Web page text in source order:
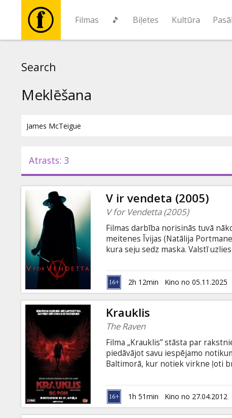
Filmas 🎵 Biļetes Kultūra
Pasākumi
Ziņas
Dāvanu
kartes
Uzkodas
B2B
Kino
Klubs
Search
Meklēšana
Atrasts: 3
V ir vendeta (2005)
V for Vendetta (2005)
Filmas darbība norisinās tuvā
meitenes Īvijas (Natālija
kura seju sedz maska. Valstī
pirms tam valsts kontrolētos
tirāniju un apspiešanu. Kad Īvija
atklāj arī patiesību par sevi.
2h 12min Kino no 05.11.2025
Krauklis
The Raven
Filma „Krauklis” stāsta par
piedāvājot savu iespējamo
Baltimorā, kur notiek virkne ļoti
uzmanības lokā, rakstnieks
sabojāto reputāciju, apturētu
visticamāk, nolaupījis sērijveida
1h 51min Kino no 27.04.2012